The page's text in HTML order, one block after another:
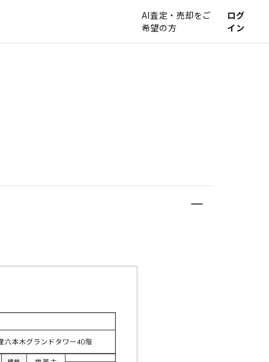
AI査定・売却をご
希望の方
ログ
イン